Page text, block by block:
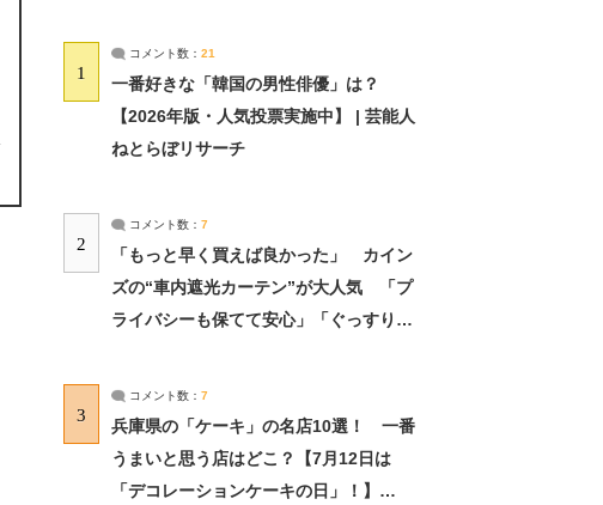
1
コメント数： 21
一番好きな「韓国の男性俳優」は？
【2026年版・人気投票実施中】 | 芸能人
ねとらぼリサーチ
2
コメント数： 7
「もっと早く買えば良かった」 カイン
ズの“車内遮光カーテン”が大人気 「プ
ライバシーも保てて安心」「ぐっすり眠
3
コメント数： 7
兵庫県の「ケーキ」の名店10選！ 一番
うまいと思う店はどこ？【7月12日は
「デコレーションケーキの日」！】